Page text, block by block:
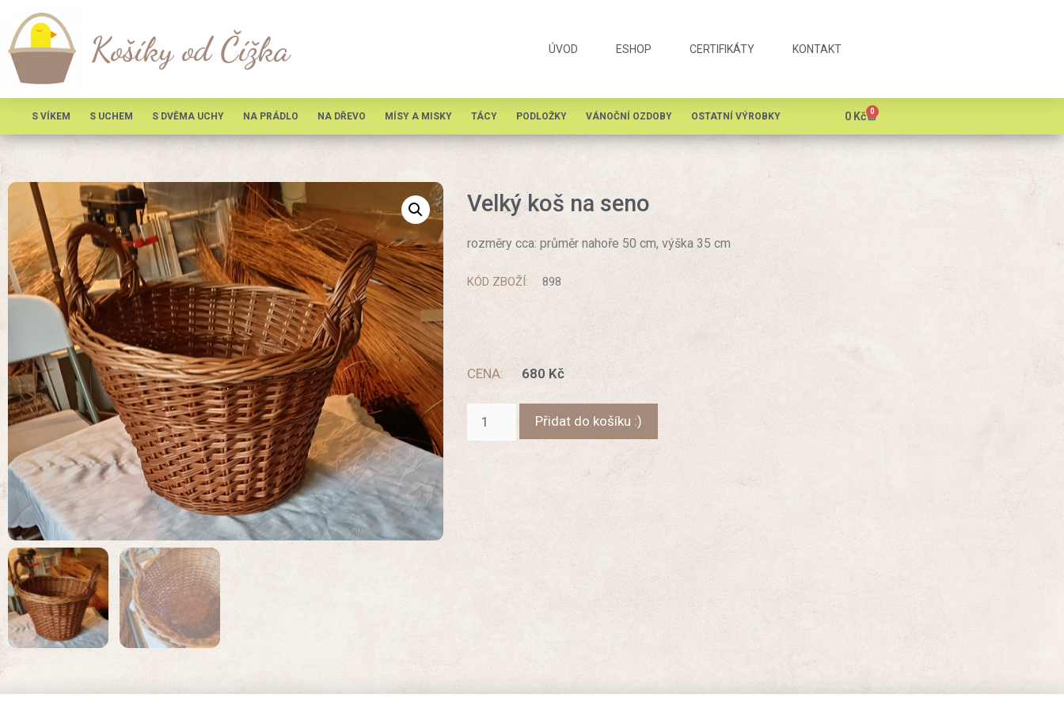
Košíky od Čížka ÚVOD ESHOP CERTIFIKÁTY KONTAKT
S VÍKEM S UCHEM S DVĚMA UCHY NA PRÁDLO NA DŘEVO MÍSY A MISKY TÁCY PODLOŽKY VÁNOČNÍ OZDOBY OSTATNÍ VÝROBKY 0 Kč 0
Velký koš na seno
rozměry cca: průměr nahoře 50 cm, výška 35 cm
KÓD ZBOŽÍ: 898
CENA: 680 Kč
Přidat do košíku :)